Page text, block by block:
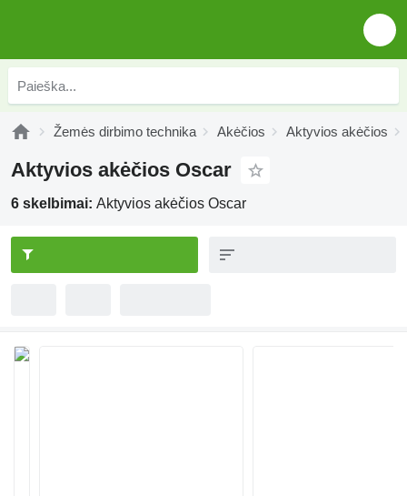
Žemės dirbimo technika Akėčios Aktyvios akėčios
Aktyvios akėčios Oscar
6 skelbimai: Aktyvios akėčios Oscar